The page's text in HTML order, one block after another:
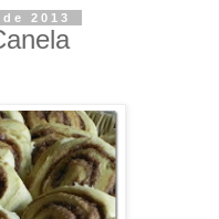
2013